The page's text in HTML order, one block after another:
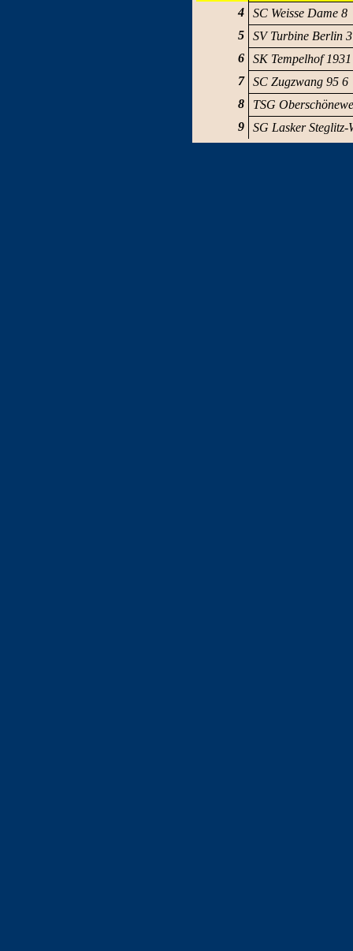
4
SC Weisse Dame 8
5
SV Turbine Berlin 3
6
SK Tempelhof
7
SC Zugzwang 95 6
8
TSG
9
SG Lasker